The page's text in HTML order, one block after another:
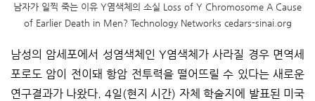
남자가 일찍 죽는 이유 Y염색체의 소실 Loss of Y Chromosome A Cause
of Earlier Death in Men? Technology Networks cedars-sinai.org
남성의 암세포에서 성염색체인 Y염색체가 사라질 경우 면역세
포로도 암이 전이돼 항암 전투력을 떨어뜨릴 수 있다는 새로운
연구결과가 나왔다. 4일(현지 시간) 자체 학술지에 발표된 미국